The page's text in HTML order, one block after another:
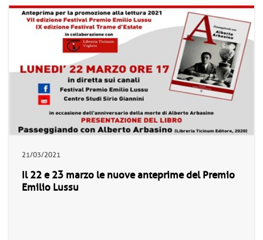
21/03/2021
Il 22 e 23 marzo le nuove anteprime del Premio
Emilio Lussu